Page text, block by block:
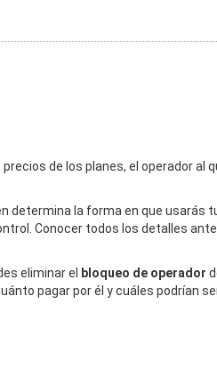
de los planes, el operador al
determina la forma en que usarás
Conocer todos los detalles
eliminar el
bloqueo de operador
pagar por él y cuáles podrían